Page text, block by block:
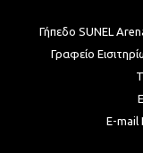
Γήπεδο SUNEL
Γραφείο
E-mail